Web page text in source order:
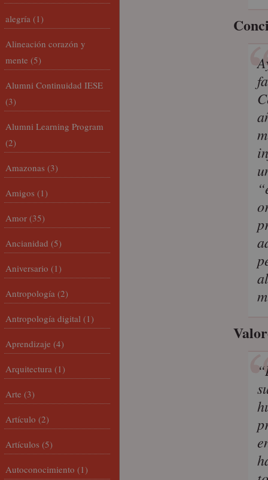
alegría (1)
Alineación corazón y
mente (5)
Alumni Continuidad IESE
(3)
Alumni Learning Program
(2)
Amazonas (3)
Amigos (1)
Amor (35)
Ancianidad (5)
Aniversario (1)
Antropología (2)
Antropología digital (1)
Aprendizaje (4)
Arquitectura (1)
Arte (3)
Artículo (2)
Artículos (5)
Autoconocimiento (1)